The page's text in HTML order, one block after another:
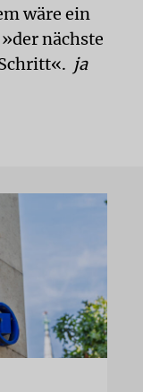
wäre ein
nächste
ja